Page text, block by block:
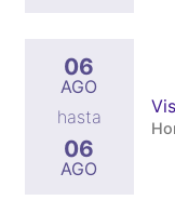
06
AGO
hasta
06
AGO